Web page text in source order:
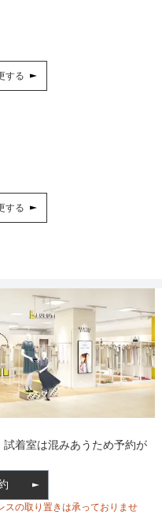
する
する
着室は混みあうため予約が
の取り置きは承っておりませ